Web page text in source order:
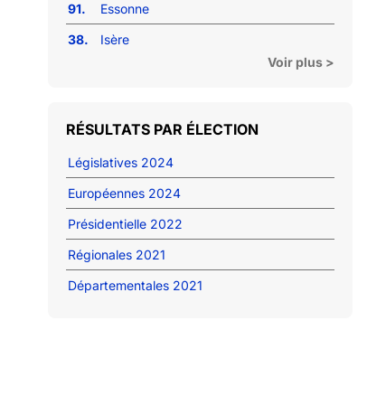
91.
Essonne
38.
Isère
Voir plus >
RÉSULTATS PAR ÉLECTION
Législatives 2024
Européennes 2024
Présidentielle 2022
Régionales 2021
Départementales 2021